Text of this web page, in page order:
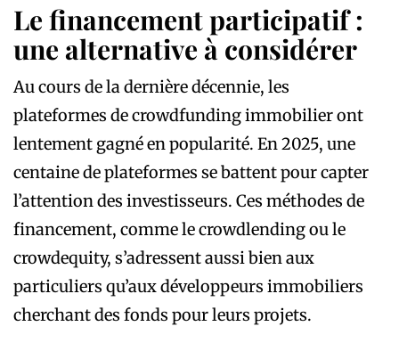
Le financement participatif :
une alternative à considérer
Au cours de la dernière décennie, les
plateformes de crowdfunding immobilier ont
lentement gagné en popularité. En 2025, une
centaine de plateformes se battent pour capter
l’attention des investisseurs. Ces méthodes de
financement, comme le crowdlending ou le
crowdequity, s’adressent aussi bien aux
particuliers qu’aux développeurs immobiliers
cherchant des fonds pour leurs projets.